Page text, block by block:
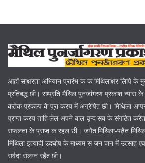
आहाँ साक्षरता अभियान प्रारंभ क क मिथिलाक्षर लिपि
प्रतिबद्ध छी। सम्प्रति मैथिल पुनर्जागरण प्रकाश
कतेक प्रकल्प के पूरा करय में अग्रेषित छी। मिथिला
प्राप्त करय ताहि लेल अपने बाल-वृन्द सब के संगठित करैत
सफलता के प्राप्त क रहल छी। जगैत मिथिला-पढ़ैत
मिथिला इत्यादी उदघोष के माध्यम स जन जन में उत्साह
सर्वदा संलग्न रहैत छी।